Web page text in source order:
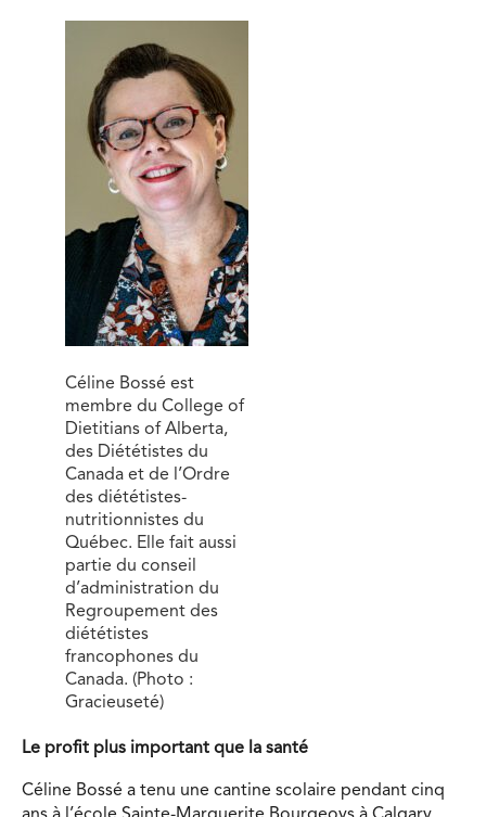
Céline Bossé est
membre du College of
Dietitians of Alberta,
des Diététistes du
Canada et de l’Ordre
des diététistes-
nutritionnistes du
Québec. Elle fait aussi
partie du conseil
d’administration du
Regroupement des
diététistes
francophones du
Canada. (Photo :
Gracieuseté)
Le profit plus important que la santé
Céline Bossé a tenu une cantine scolaire pendant cinq